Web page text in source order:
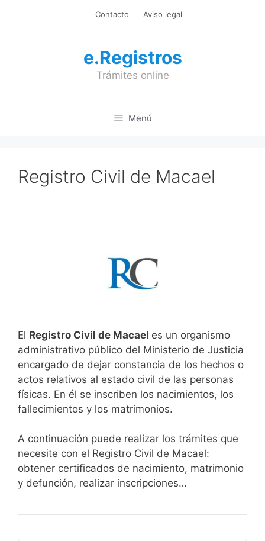
Contacto Aviso legal
e.Registros
Trámites online
Menú
Registro Civil de Macael
El Registro Civil de Macael es un organismo
administrativo público del Ministerio de Justicia
encargado de dejar constancia de los hechos o
actos relativos al estado civil de las personas
físicas. En él se inscriben los nacimientos, los
fallecimientos y los matrimonios.
A continuación puede realizar los trámites que
necesite con el Registro Civil de Macael:
obtener certificados de nacimiento, matrimonio
y defunción, realizar inscripciones…